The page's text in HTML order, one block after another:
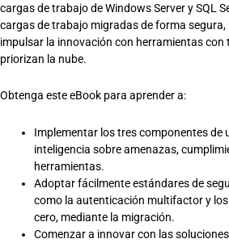
cargas de trabajo de Windows Server y SQL
cargas de trabajo migradas de forma segura,
impulsar la innovación con herramientas con
priorizan la nube.
Obtenga este eBook para aprender a:
Implementar los tres componentes de
inteligencia sobre amenazas,
herramientas.
Adoptar fácilmente estándares de
como la autenticación multifactor y
cero, mediante la migración.
Comenzar a innovar con las